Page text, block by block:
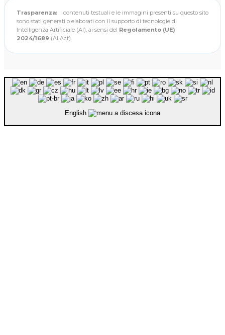
Trasparenza: I contenuti testuali e le immagini presenti su questo sito
sono stati generati o elaborati con il supporto di tecnologie di
Intelligenza Artificiale (AI), ai sensi del Regolamento (UE)
2024/1689 (AI Act).
English